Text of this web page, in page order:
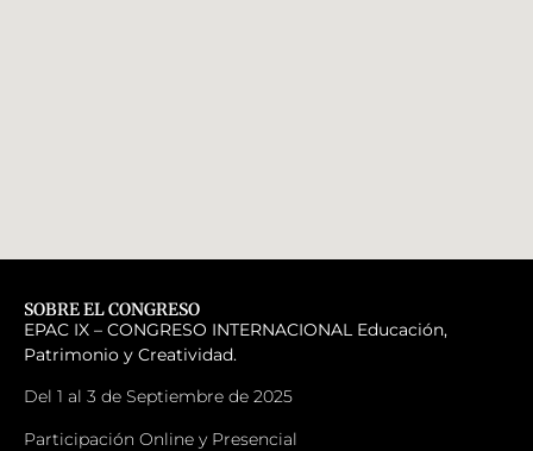
SOBRE EL CONGRESO
EPAC IX – CONGRESO INTERNACIONAL Educación,
Patrimonio y Creatividad.
Del 1 al 3 de Septiembre de 2025
Participación Online y Presencial